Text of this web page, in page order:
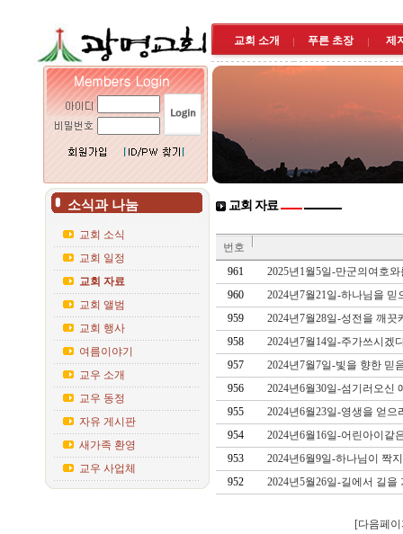
교회 소개 푸른 초장 제
소식과 나눔
교회 소식
교회 일정
교회 자료
교회 앨범
교회 행사
여름이야기
교우 소개
교우 동정
자유 게시판
새가족 환영
교우 사업체
교회 자료
번호
961
2025년1월5일-만군의여호
960
2024년7월21일-하나님을 믿
959
2024년7월28일-성전을 깨끗
958
2024년7월14일-주가쓰시겠
957
2024년7월7일-빛을 향한 믿
956
2024년6월30일-섬기러오신
955
2024년6월23일-영생을 얻으
954
2024년6월16일-어린아이같
953
2024년6월9일-하나님이 짝
952
2024년5월26일-길에서 길을
[다음페